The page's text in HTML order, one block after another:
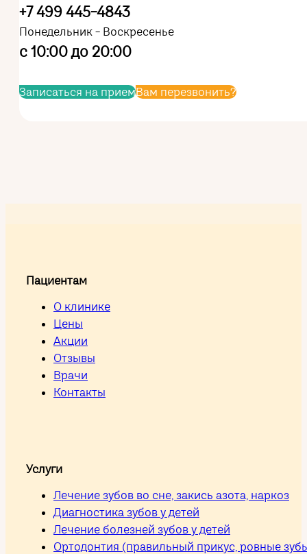
+7 499 445-4843
Понедельник - Воскресенье
с 10:00 до 20:00
Записаться на приемВам перезвонить?
Пациентам
О клинике
Цены
Акции
Отзывы
Врачи
Контакты
Услуги
Лечение зубов во сне, закись азота, наркоз
Диагностика зубов у детей
Лечение болезней зубов у детей
Ортодонтия (правильный прикус, ровные